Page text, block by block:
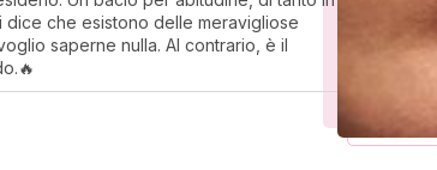
dice che esistono delle meravigliose
saperne nulla. Al contrario, è il